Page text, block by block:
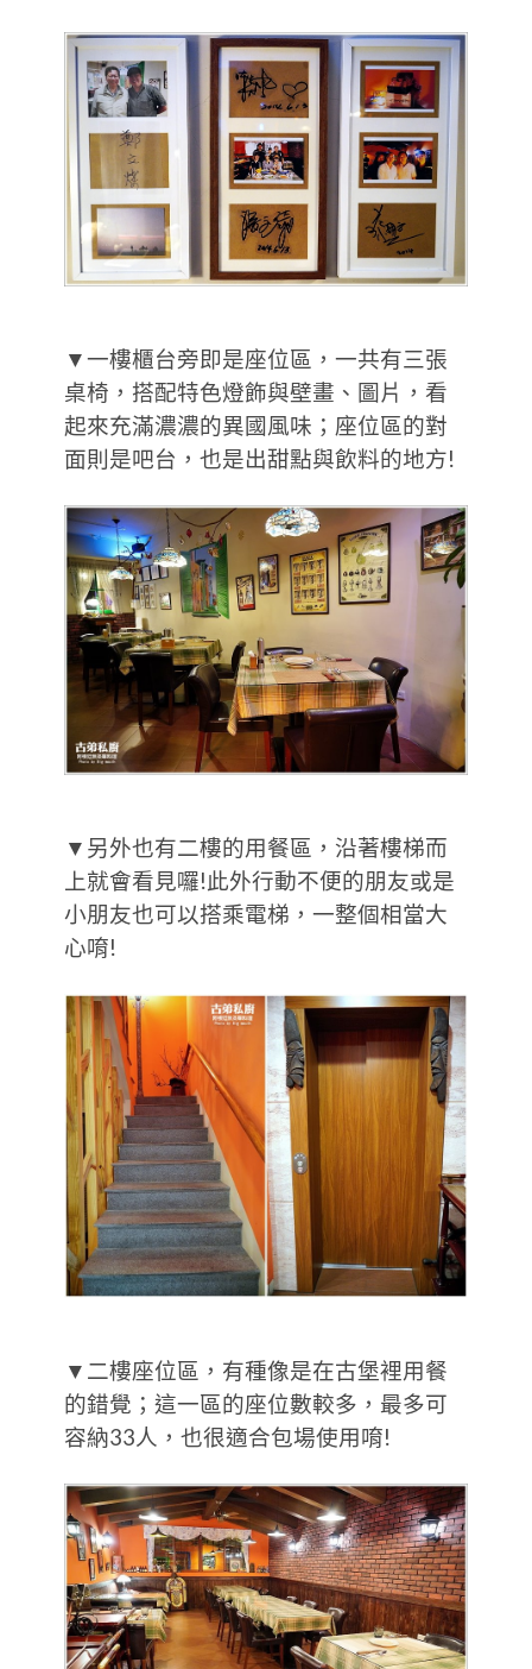
▼一樓櫃台旁即是座位區，一共有三張
桌椅，搭配特色燈飾與壁畫、圖片，看
起來充滿濃濃的異國風味；座位區的對
面則是吧台，也是出甜點與飲料的地方!
▼另外也有二樓的用餐區，沿著樓梯而
上就會看見囉!此外行動不便的朋友或是
小朋友也可以搭乘電梯，一整個相當大
心唷!
▼二樓座位區，有種像是在古堡裡用餐
的錯覺；這一區的座位數較多，最多可
容納33人，也很適合包場使用唷!